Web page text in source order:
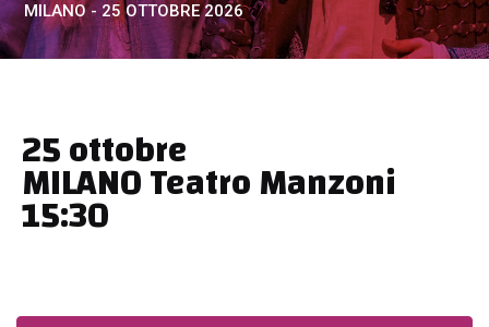
MILANO - 25 OTTOBRE 2026
25 ottobre
MILANO Teatro Manzoni
15:30